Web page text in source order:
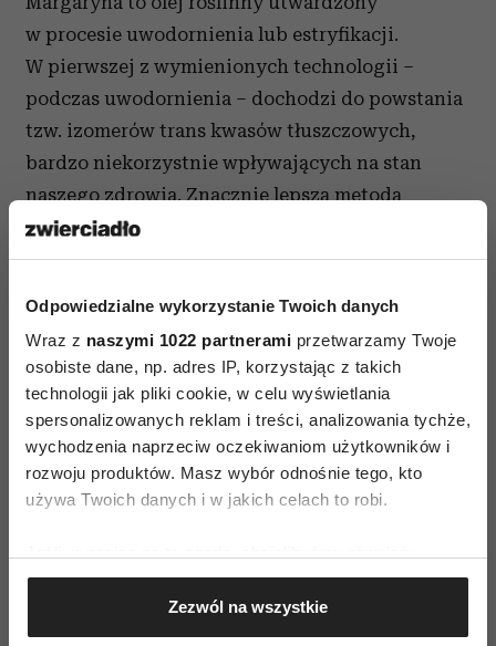
Odpowiedzialne wykorzystanie Twoich danych
Wraz z naszymi 1022 partnerami przetwarzamy Twoje
osobiste dane, np. adres IP, korzystając z takich
technologii jak pliki cookie, w celu wyświetlania
spersonalizowanych reklam i treści, analizowania tychże,
wychodzenia naprzeciw oczekiwaniom użytkowników i
rozwoju produktów. Masz wybór odnośnie tego, kto
używa Twoich danych i w jakich celach to robi.
Gromadzić dane dotyczące Twojej lokalizacji
geograficznej z dokładnością nawet do kilku metrów
Identyfikować Twoje urządzenie, aktywnie
Zezwól na wszystkie
w procesie uwodornienia lub estryfikacji.
W pierwszej z wymienionych technologii –
podczas uwodornienia – dochodzi do powstania
tzw. izomerów trans kwasów tłuszczowych,
bardzo niekorzystnie wpływających na stan
naszego zdrowia. Znacznie lepszą metodą
produkcji margaryny jest estryfikacja.
W procesie tym skład kwasów tłuszczowych
to uzyskać tłuszcze o lepszych właściwościach
żywieniowych i dietetycznych. Wielu
producentów margaryn, szczególnie miękkich,
tzw. kubkowych, zrezygnowało już z produkcji
metodą uwodorniania, dlatego warto poszukać
na opakowaniu informacji o sposobie produkcji
margarynę, w której zawartość kwasów trans
wynosi <1 g (taka informacja musi być podana).